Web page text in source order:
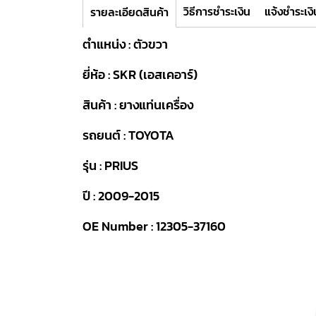
รายละเอียดสินค้า วิธีการชำระเงิน แจ้งชำระเ
ตำแหน่ง : ตัวขวา
ยี่ห้อ : SKR (เอสเคอาร์)
สินค้า : ยางแท่นเครื่อง
รถยนต์ : TOYOTA
รุ่น : PRIUS
ปี : 2009-2015
OE Number : 12305-37160